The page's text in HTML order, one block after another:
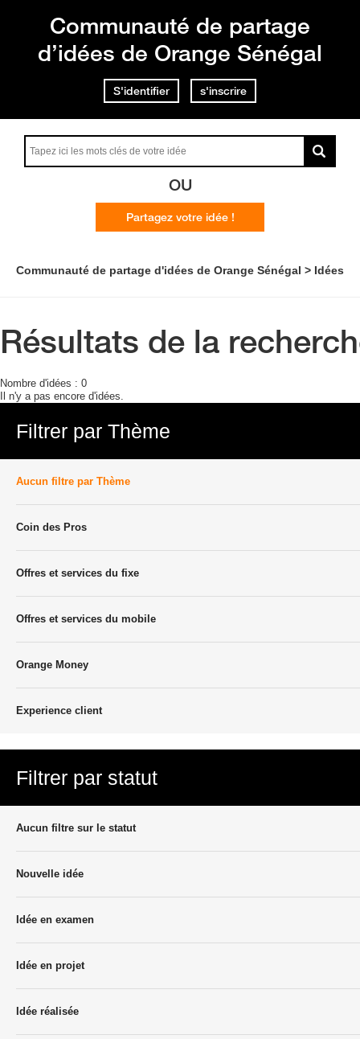
Communauté de partage
d’idées de Orange Sénégal
S'identifier s'inscrire
OU
Partagez votre idée !
Communauté de partage d'idées de Orange Sénégal Idées
Résultats de la
Nombre d'idées : 0
Il n'y a pas encore d'idées.
Filtrer par Thème
Aucun filtre par Thème
Coin des Pros
Offres et services du fixe
Offres et services du mobile
Orange Money
Experience client
Filtrer par statut
Aucun filtre sur le statut
Nouvelle idée
Idée en examen
Idée en projet
Idée réalisée